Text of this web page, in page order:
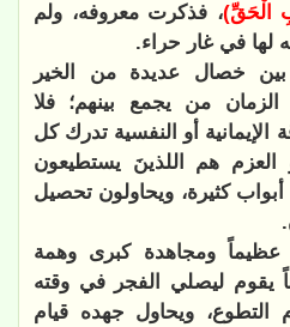
الْحَقِّ)، فذكرت معروفه، ولم
لها في غار حراء.
خصال عديدة من الخير
من يجمع بينهم؛ فلا
الإيمانية أو النفسية تدرك كل
العزم هم اللذينَ يستطيعون
أبواب كثيرة، ويحاولون تحصيل
عظيماً ومجاهدة كبرى وهمة
يقوم ليصلي الفجر في وقته
ويحاول جهده قيام